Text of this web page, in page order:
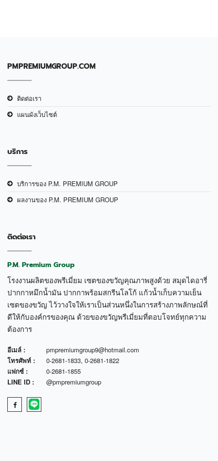
PMPREMIUMGROUP.COM
ติดต่อเรา
แผนผังเว็บไซต์
บริการ
บริการของ P.M. PREMIUM GROUP
ผลงานของ P.M. PREMIUM GROUP
ติดต่อเรา
P.M. Premium Group
โรงงานผลิตของพรีเมี่ยม เซตของขวัญคุณภาพสูงด้วย สมุดไดอารี่
ปากกาหมึกน้ำมัน ปากกาพร้อมสกรีนโลโก้ แก้วน้ำเก็บความเย็น
เซตของขวัญ ไว้วางใจให้เราเป็นส่วนหนึ่งในการสร้างภาพลักษณ์ที่
ดีให้กับองค์กรของคุณ ด้วยของขวัญพรีเมี่ยมที่ตอบโจทย์ทุกความ
ต้องการ
อีเมล์ :
pmpremiumgroup9@hotmail.com
โทรศัพท์ :
0-2681-1833, 0-2681-1822
แฟกซ์ :
0-2681-1855
LINE ID :
@pmpremiumgroup